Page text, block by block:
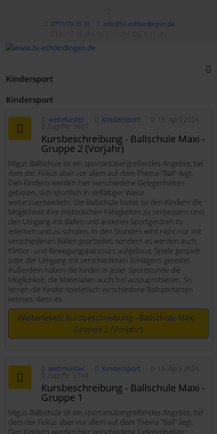
0711/79 35 18
info@tv-echterdingen.de
Kindersport
Kindersport
webmaster Kindersport 18. April 2024
Zugriffe: 3687
Kursbeschreibung - Ballschule Maxi -
Gruppe 2 (Vorjahr)
Migus Ballschule ist ein sportartübergreifendes Angebot, bei
dem der Fokus aber vor allem auf dem Thema "Ball" liegt.
Den Kindern werden hier verschiedene Gelegenheiten
geboten, sich sportlich in vielfältiger Weise
weiterzuentwickeln. Die Ballschule bietet so den Kindern die
Möglichkeit ihre motorischen Fähigkeiten zu verbessern und
den Umgang mit Bällen und anderen Sportgeräten zu
erlernen und zu schulen. In den Stunden wird nicht nur mit
verschiedenen Bällen gearbeitet, sondern es werden auch
Kletter- und Bewegungsparcours aufgebaut, Spiele gespielt
oder der Umgang mit verschiedenen Schlägern getestet.
Außerdem haben die Kinder in jeder Sportstunde die
Möglichkeit, die Materialien auch frei auszuprobieren. So
lernen die Kinder spielerisch verschiedene Ballsportarten
kennen, denn es
Weiterlesen: Kursbeschreibung - Ballschule Maxi -
Gruppe 2 (Vorjahr)
webmaster Kindersport 18. April 2024
Zugriffe: 6744
Kursbeschreibung - Ballschule Maxi -
Gruppe 1
Migus Ballschule ist ein sportartübergreifendes Angebot, bei
dem der Fokus aber vor allem auf dem Thema "Ball" liegt.
Den Kindern werden hier verschiedene Gelegenheiten